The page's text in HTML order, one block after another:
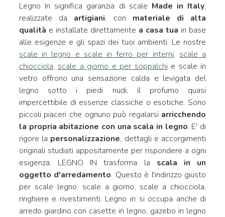
Legno In significa garanzia di scale Made in Italy,
realizzate da artigiani, con materiale di alta
qualità e installate direttamente a casa tua in base
alle esigenze e gli spazi dei tuoi ambienti. Le nostre
scale in legno e scale in ferro per interni, scale a
chiocciola, scale a giorno e per soppalchie scale in
vetro offrono una sensazione calda e levigata del
legno sotto i piedi nudi, il profumo quasi
impercettibile di essenze classiche o esotiche. Sono
piccoli piaceri che ognuno può regalarsiarricchendo
la propria abitazione con una scala in legno. E' di
rigore la personalizzazione, dettagli e accorgimenti
originali studiati appositamente per rispondere a ogni
esigenza. LEGNO IN trasforma la scala in un
oggetto d'arredamento. Questo è l'indirizzo giusto
per scale legno, scale a giorno, scale a chiocciola,
ringhiere e rivestimenti. Legno in si occupa anche di
arredo giardino con casette in legno, gazebo in legno